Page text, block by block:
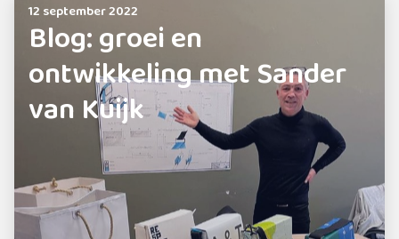
12 september 2022
Blog: groei en
ontwikkeling met Sander
van Kuijk